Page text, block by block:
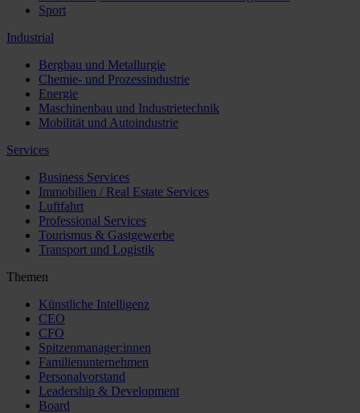
Sport
Industrial
Bergbau und Metallurgie
Chemie- und Prozessindustrie
Energie
Maschinenbau und Industrietechnik
Mobilität und Autoindustrie
Services
Business Services
Immobilien / Real Estate Services
Luftfahrt
Professional Services
Tourismus & Gastgewerbe
Transport und Logistik
Themen
Künstliche Intelligenz
CEO
CFO
Spitzenmanager:innen
Familienunternehmen
Personalvorstand
Leadership & Development
Board